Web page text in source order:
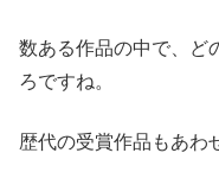
数ある作品の中で、ど
ろですね。
歴代の受賞作品もあわ